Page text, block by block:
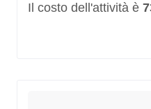
Il costo dell'attività è